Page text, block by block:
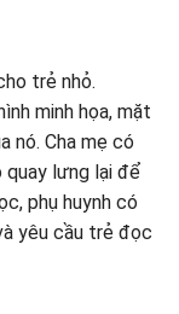
trẻ nhỏ.
minh họa, mặt
nó. Cha mẹ có
quay lưng lại để
phụ huynh có
yêu cầu trẻ đọc